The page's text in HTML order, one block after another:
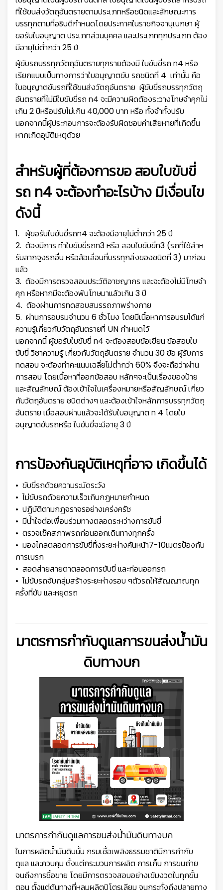
ที่ใช้ขนส่งวัตถุอันตรายตามประเภทหรือชนิดและลักษณะการ
บรรทุกตามที่อธิบดีกำหนดโดยประกาศในราชกิจจานุเบกษา ผู้
ขอรับใบอนุญาต ประเภทส่วนบุคคล และประเภททุกประเภท ต้อง
มีอายุไม่ต่ำกว่า 25 ปี
ผู้ขับรถบรรทุกวัตถุอันตรายทุกรายต้องมี ใบขับขี่รถ ท4 หรือ
เรียกแบบเป็นทางการว่าใบอนุญาตขับ รถชนิดที่ 4 เท่านั้น คือ
ใบอนุญาตขับรถที่ใช้ขนส่งวัตถุอันตราย ผู้ขับขี่รถบรรทุกวัตถุ
อันตรายที่ไม่มีใบขับขี่รถ ท4 จะมีความผิดต้องระวางโทษจําคุกไม่
เกิน 2 ปีหรือปรับไม่เกิน 40,000 บาท หรือ ทั้งจำทั้งปรับ
นอกจากนี้ผู้ประกอบการจะต้องรับผิดชอบค่าเสียหายที่เกิดขึ้น
หากเกิดอุบัติเหตุด้วย
สำหรับผู้ที่ต้องการขอ สอบใบขับขี่
รถ ท4 จะต้องทำอะไรบ้าง มีเงื่อนไข
ดังนี้
1. ผู้ขอรับใบขับขี่รถท4 จะต้องมีอายุไม่ต่ำกว่า 25 ปี
2. ต้องมีการ ทำใบขับขี่รถท3 หรือ สอบใบขับขี่ท3 (รถที่ใช้สําห
รับลากจูงรถอื่น หรือล้อเลื่อนที่บรรทุกสิ่งของชนิดที่ 3) มาก่อน
แล้ว
3. ต้องมีการตรวจสอบประวัติอาชญากร และจะต้องไม่มีโทษจํา
คุก หรือหากมีจะต้องพ้นโทษมาแล้วเกิน 3 ปี
4. ต้องผ่านการทดสอบสมรรถภาพร่างกาย
5. ผ่านการอบรมจํานวน 6 ชั่วโมง โดยมีเนื้อหาการอบรมได้แก่
ความรู้เกี่ยวกับวัตถุอันตรายที่ UN กําหนดไว้
นอกจากนี้ ผู้ขอรับใบขับขี่ ท4 จะต้องสอบข้อเขียน ข้อสอบใบ
ขับขี่ วิชาความรู้ เกี่ยวกับวัตถุอันตราย จำนวน 30 ข้อ ผู้รับการ
ทดสอบ จะต้องทำคะแนนเฉลี่ยไม่ต่ำกว่า 60% จึงจะถือว่าผ่าน
การสอบ โดยเนื้อหาที่ออกข้อสอบ หลักๆจะเป็นเรื่องของป้าย
และสัญลักษณ์ ต้องเข้าใจในเครื่องหมายหรือสัญลักษณ์ เกี่ยว
กับวัตถุอันตราย ชนิดต่างๆ และต้องเข้าใจหลักการบรรทุกวัตถุ
อันตราย เมื่อสอบผ่านแล้วจะได้รับใบอนุญาต ท 4 โดยใบ
อนุญาตขับรถหรือ ใบขับขี่จะมีอายุ 3 ปี
การป้องกันอุบัติเหตุที่อาจ เกิดขึ้นได้
• ขับขี่รถด้วยความระมัดระวัง
• ไม่ขับรถด้วยความเร็วเกินกฎหมายกำหนด
• ปฏิบัติตามกฎจราจรอย่างเคร่งครัช
• มีน้ำใจต่อเพื่อนร่วมทางตลอดระหว่างการขับขี่
• ตรวจเช็คสภาพรถก่อนออกเดินทางทุกครั้ง
• มองไกลตลอดการขับขี่ทิ้งระยะห่างคันหน้า7-10เมตรป้องกัน
การเบรก
• สอดส่ายสายตาตลอดการขับขี่ และก่อนออกรถ
• ไม่ขับรถจับกลุ่มสร้างระยะห่างรอบ ๆตัวรถให้สัญญาณทุก
ครั้งที่ขับ และหยุดรถ
มาตรการกำกับดูแลการขนส่งน้ำมัน
ดิบทางบก
มาตรการกำกับดูแลการขนส่งน้ำมันดิบทางบก
ในการผลิตน้ำมันดิบนั้น กรมเชื้อเพลิงธรรมชาติมีการกำกับ
ดูแล และควบคุม ตั้งแต่กระบวนการผลิต การเก็บ การขนถ่าย
จนถึงการซื้อขาย โดยมีการตรวจสอบอย่างเข้มงวดในทุกขั้น
ตอน ตั้งแต่ต้นทางที่หลุมผลิตปิโตรเลียม จนกระทั่งถึงปลายทาง